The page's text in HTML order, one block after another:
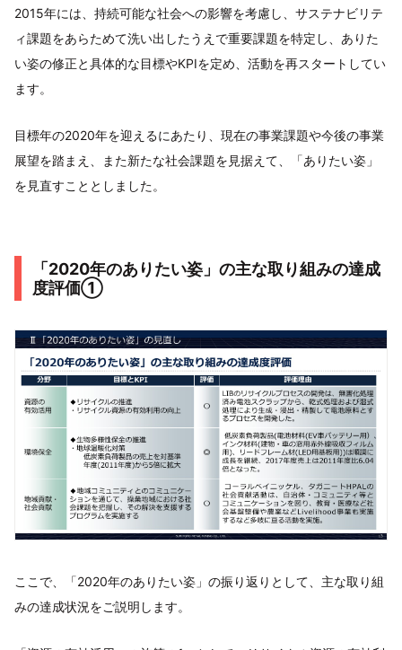
2015年には、持続可能な社会への影響を考慮し、サステナビリテ
ィ課題をあらためて洗い出したうえで重要課題を特定し、ありた
い姿の修正と具体的な目標やKPIを定め、活動を再スタートしてい
ます。
目標年の2020年を迎えるにあたり、現在の事業課題や今後の事業
展望を踏まえ、また新たな社会課題を見据えて、「ありたい姿」
を見直すこととしました。
「2020年のありたい姿」の主な取り組みの達成
度評価①
ここで、「2020年のありたい姿」の振り返りとして、主な取り組
みの達成状況をご説明します。